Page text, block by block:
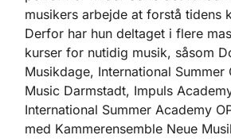
musikers arbejde at forstå tidens
Derfor har hun deltaget i flere
kurser for nutidig musik, såsom
Musikdage, International
Music Darmstadt, Impuls
International Summer Academy
med Kammerensemble Neue